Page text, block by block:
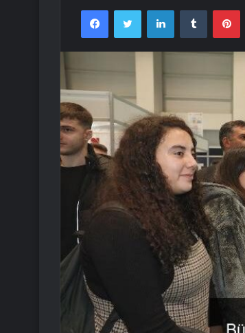
FacebookTwitter LinkedInTumblr